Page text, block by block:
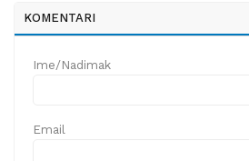
KOMENTARI
Ime/Nadimak
Email